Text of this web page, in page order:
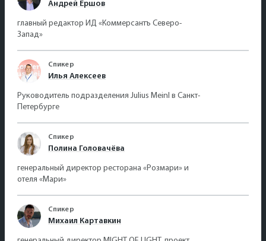
Андрей Ершов
главный редактор ИД «Коммерсантъ Северо-
Запад»
Спикер
Илья Алексеев
Руководитель подразделения Julius Meinl в Санкт-
Петербурге
Спикер
Полина Головачёва
генеральный директор ресторана «Розмари» и
отеля «Мари»
Спикер
Михаил Картавкин